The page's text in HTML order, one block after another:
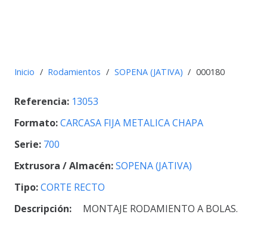
Inicio / Rodamientos / SOPENA (JATIVA) / 000180
Referencia: 13053
Formato:CARCASA FIJA METALICA CHAPA
Serie: 700
Extrusora / Almacén:SOPENA (JATIVA)
Tipo:CORTE RECTO
Descripción:
MONTAJE RODAMIENTO A BOLAS.